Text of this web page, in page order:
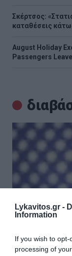
Lykavitos.gr -
Information
If you wish to
processing of
Σκέρτσος:
καταθέσεις
August Holiday
Passengers